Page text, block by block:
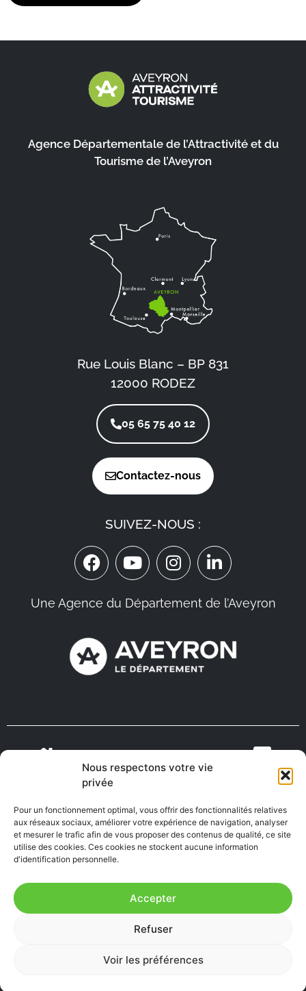
Nous respectons votre vie
privée
Pour un fonctionnement optimal, vous offrir des fonctionnalités relatives
aux réseaux sociaux, améliorer votre expérience de navigation, analyser
et mesurer le trafic afin de vous proposer des contenus de qualité, ce site
utilise des cookies. Ces cookies ne stockent aucune information
d'identification personnelle.
Accepter
Refuser
Voir les préférences
Agence Départementale de l’Attractivité et du
Tourisme de l’Aveyron
Rue Louis Blanc – BP 831
12000 RODEZ
05 65 75 40 12
Contactez-nous
SUIVEZ-NOUS :
Une Agence du Département de l’Aveyron
TOURISME
ON RECRUTE EN
AVEYRON
FABRIQUÉ EN
Mentions Légales|Accessibilité : Partiellement
conforme|Plan du site